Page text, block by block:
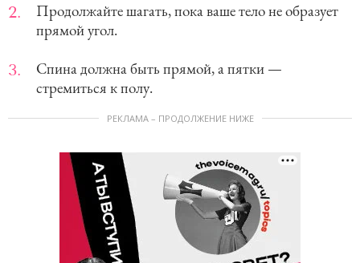
Продолжайте шагать, пока ваше тело не образует
прямой угол.
Спина должна быть прямой, а пятки —
стремиться к полу.
РЕКЛАМА – ПРОДОЛЖЕНИЕ НИЖЕ